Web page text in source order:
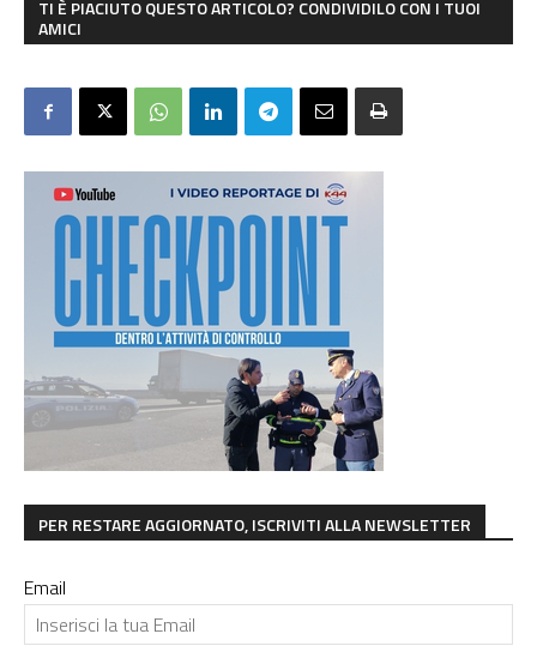
TI È PIACIUTO QUESTO ARTICOLO? CONDIVIDILO CON I TUOI
AMICI
PER RESTARE AGGIORNATO, ISCRIVITI ALLA NEWSLETTER
Email